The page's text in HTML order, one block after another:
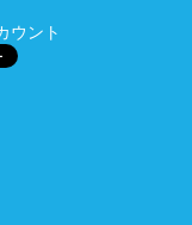
ウント